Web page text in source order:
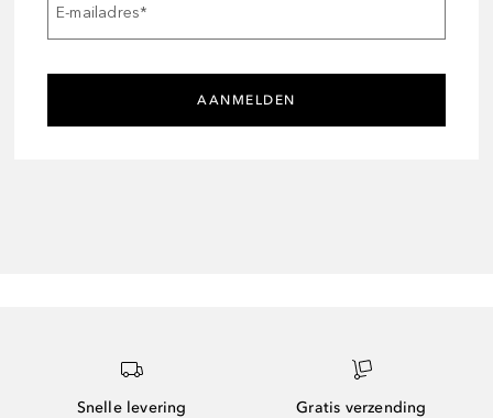
E-mailadres*
AANMELDEN
Snelle levering
Gratis verzending